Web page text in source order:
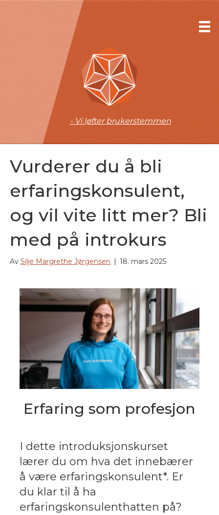
- Vi løfter brukerstemmen
Vurderer du å bli
erfaringskonsulent,
og vil vite litt mer? Bli
med på introkurs
Av Silje Margrethe Jørgensen | 18. mars 2025
Erfaring som profesjon
I dette introduksjonskurset
lærer du om hva det innebærer
å være erfaringskonsulent*. Er
du klar til å ha
erfaringskonsulenthatten på?